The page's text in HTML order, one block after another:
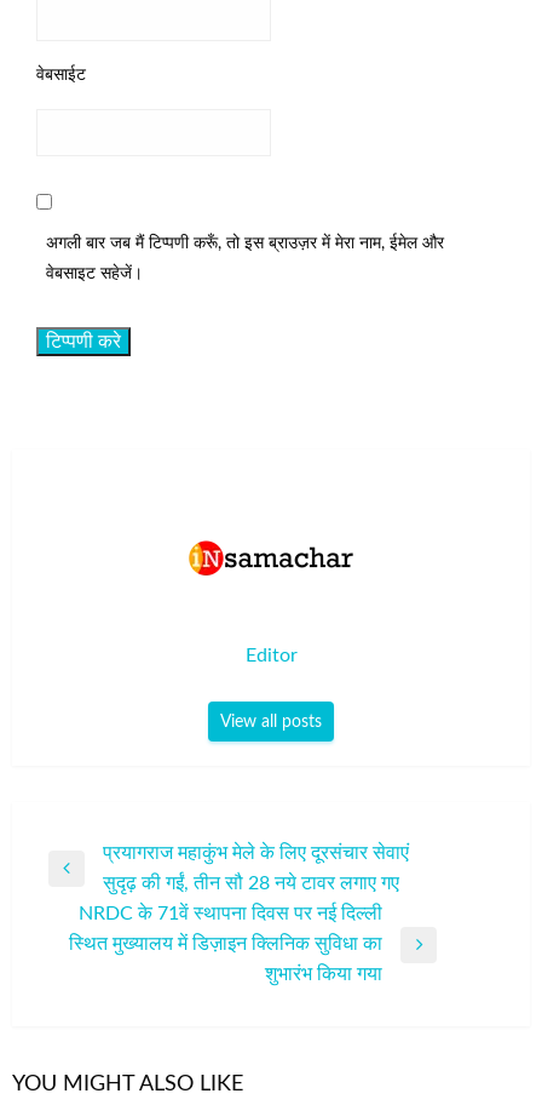
वेबसाईट
अगली बार जब मैं टिप्पणी करूँ, तो इस ब्राउज़र में मेरा नाम, ईमेल और
वेबसाइट सहेजें।
Editor
View all posts
नेविगेशन
Previous
Post
प्रयागराज महाकुंभ मेले के लिए दूरसंचार सेवाएं
सुदृढ़ की गईं, तीन सौ 28 नये टावर लगाए गए
NRDC के 71वें स्थापना दिवस पर नई दिल्ली
स्थित मुख्यालय में डिज़ाइन क्लिनिक सुविधा का
शुभारंभ किया गया
YOU MIGHT ALSO LIKE